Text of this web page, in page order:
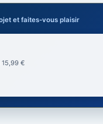
et faites-vous plaisir
€